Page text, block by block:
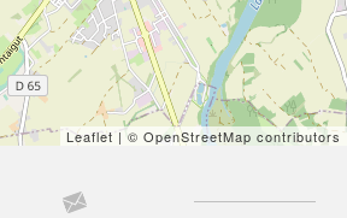
Leaflet | © OpenStreetMap contributors